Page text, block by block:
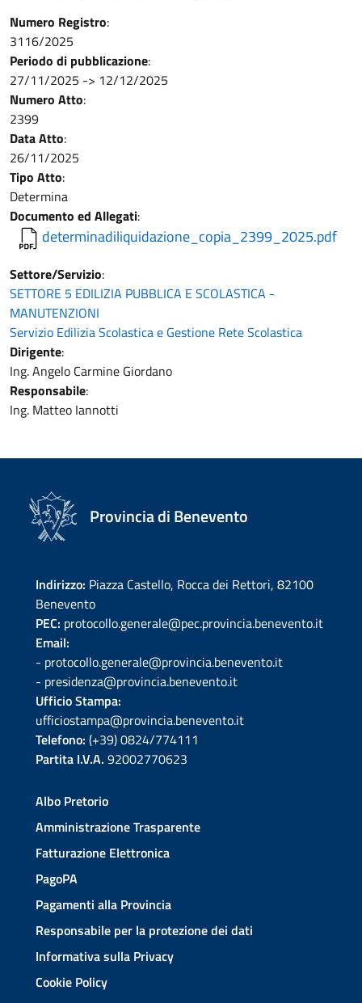
Numero Registro:
3116/2025
Periodo di pubblicazione:
27/11/2025 -> 12/12/2025
Numero Atto:
2399
Data Atto:
26/11/2025
Tipo Atto:
Determina
Documento ed Allegati:
determinadiliquidazione_copia_2399_2025.pdf
Settore/Servizio:
SETTORE 5 EDILIZIA PUBBLICA E SCOLASTICA -
MANUTENZIONI
Servizio Edilizia Scolastica e Gestione Rete Scolastica
Dirigente:
Ing. Angelo Carmine Giordano
Responsabile:
Ing. Matteo Iannotti
Provincia di Benevento
Indirizzo: Piazza Castello, Rocca dei Rettori, 82100
Benevento
PEC: protocollo.generale@pec.provincia.benevento.it
Email:
- protocollo.generale@provincia.benevento.it
- presidenza@provincia.benevento.it
Ufficio Stampa:
ufficiostampa@provincia.benevento.it
Telefono: (+39) 0824/774111
Partita I.V.A. 92002770623
Albo Pretorio
Amministrazione Trasparente
Fatturazione Elettronica
PagoPA
Pagamenti alla Provincia
Responsabile per la protezione dei dati
Informativa sulla Privacy
Cookie Policy